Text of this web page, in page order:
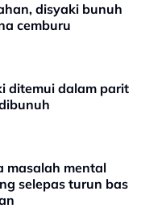
disyaki bunuh
cemburu
ditemui dalam parit
masalah mental
selepas turun bas